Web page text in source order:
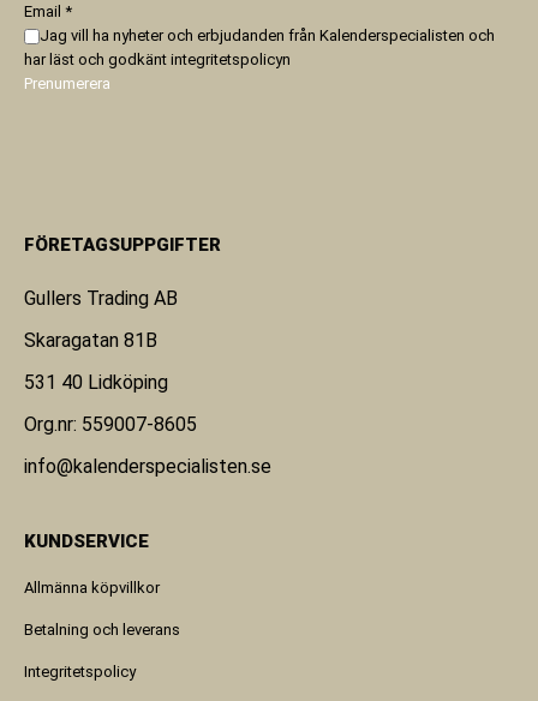
Email *
Jag vill ha nyheter och erbjudanden från Kalenderspecialisten och
har läst och godkänt integritetspolicyn
Prenumerera
FÖRETAGSUPPGIFTER
Gullers Trading AB
Skaragatan 81B
531 40 Lidköping
Org.nr: 559007-8605
info@kalenderspecialisten.se
KUNDSERVICE
Allmänna köpvillkor
Betalning och leverans
Integritetspolicy